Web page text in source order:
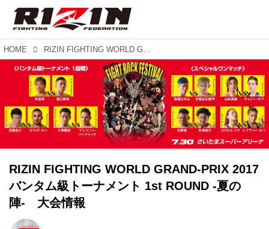
HOME RIZIN FIGHTING WORLD GRAND-PRIX 2017 バンタム級トーナメント 1st ROUND -夏の陣- 大会情報
RIZIN FIGHTING WORLD GRAND-PRIX 2017
バンタム級トーナメント 1st ROUND -夏の
陣- 大会情報